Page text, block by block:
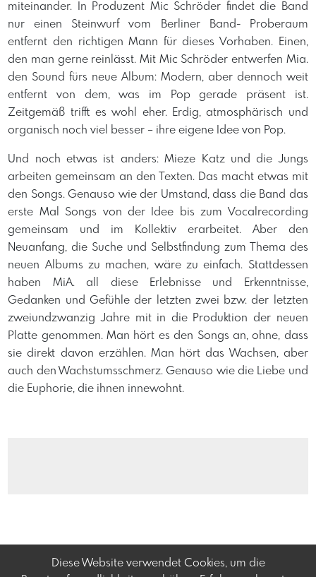
miteinander. In Produzent Mic Schröder findet die Band
nur einen Steinwurf vom Berliner Band- Proberaum
entfernt den richtigen Mann für dieses Vorhaben. Einen,
den man gerne reinlässt. Mit Mic Schröder entwerfen Mia.
den Sound fürs neue Album: Modern, aber dennoch weit
entfernt von dem, was im Pop gerade präsent ist.
Zeitgemäß trifft es wohl eher. Erdig, atmosphärisch und
organisch noch viel besser – ihre eigene Idee von Pop.
Und noch etwas ist anders: Mieze Katz und die Jungs
arbeiten gemeinsam an den Texten. Das macht etwas mit
den Songs. Genauso wie der Umstand, dass die Band das
erste Mal Songs von der Idee bis zum Vocalrecording
gemeinsam und im Kollektiv erarbeitet. Aber den
Neuanfang, die Suche und Selbstfindung zum Thema des
neuen Albums zu machen, wäre zu einfach. Stattdessen
haben MiA. all diese Erlebnisse und Erkenntnisse,
Gedanken und Gefühle der letzten zwei bzw. der letzten
zweiundzwanzig Jahre mit in die Produktion der neuen
Platte genommen. Man hört es den Songs an, ohne, dass
sie direkt davon erzählen. Man hört das Wachsen, aber
auch den Wachstumsschmerz. Genauso wie die Liebe und
die Euphorie, die ihnen innewohnt.
Diese Website verwendet Cookies, um die